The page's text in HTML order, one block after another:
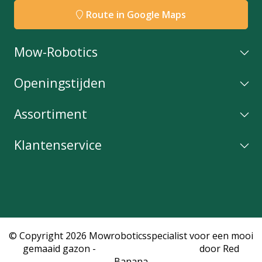
Route in Google Maps
Mow-Robotics
Openingstijden
Assortiment
Klantenservice
© Copyright 2026 Mowroboticsspecialist voor een mooi
gemaaid gazon -
door Red